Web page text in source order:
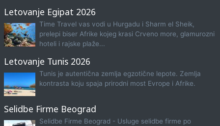
Letovanje Egipat 2026
Time Travel vas vodi u Hurgadu i Sharm el Sheik,
prelepi biser Afrike kojeg krasi Crveno more, glamurozni
hoteli i rajske plaže...
Letovanje Tunis 2026
Tunis je autentična zemlja egzotične lepote. Zemlja
kontrasta koju spaja prirodni most Evrope i Afrike.
Selidbe Firme Beograd
Selidbe Firme Beograd - Usluge selidbe firme po